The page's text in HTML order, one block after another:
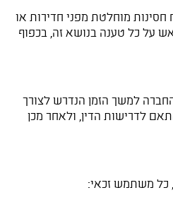
חסינות מוחלטת מפני חדירות או
על כל טענה בנושא זה, בכפוף
למשך הזמן הנדרש לצורך
לדרישות הדין, ולאחר מכן
כל משתמש זכאי: